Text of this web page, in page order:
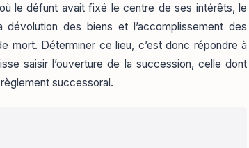
le défunt avait fixé le centre de ses intérêts, le
des biens et l’accomplissement des
mort. Déterminer ce lieu, c’est donc répondre à
saisir l’ouverture de la succession, celle dont
successoral.